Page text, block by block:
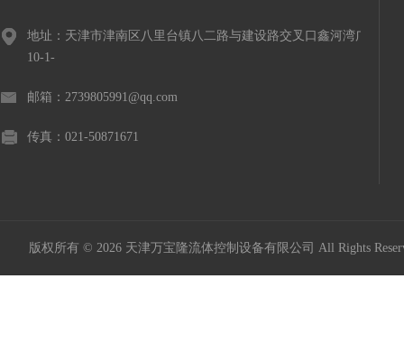
地址：天津市津南区八里台镇八二路与建设路交叉口鑫河湾广场
10-1-
邮箱：2739805991@qq.com
传真：021-50871671
版权所有 © 2026 天津万宝隆流体控制设备有限公司 All Rights